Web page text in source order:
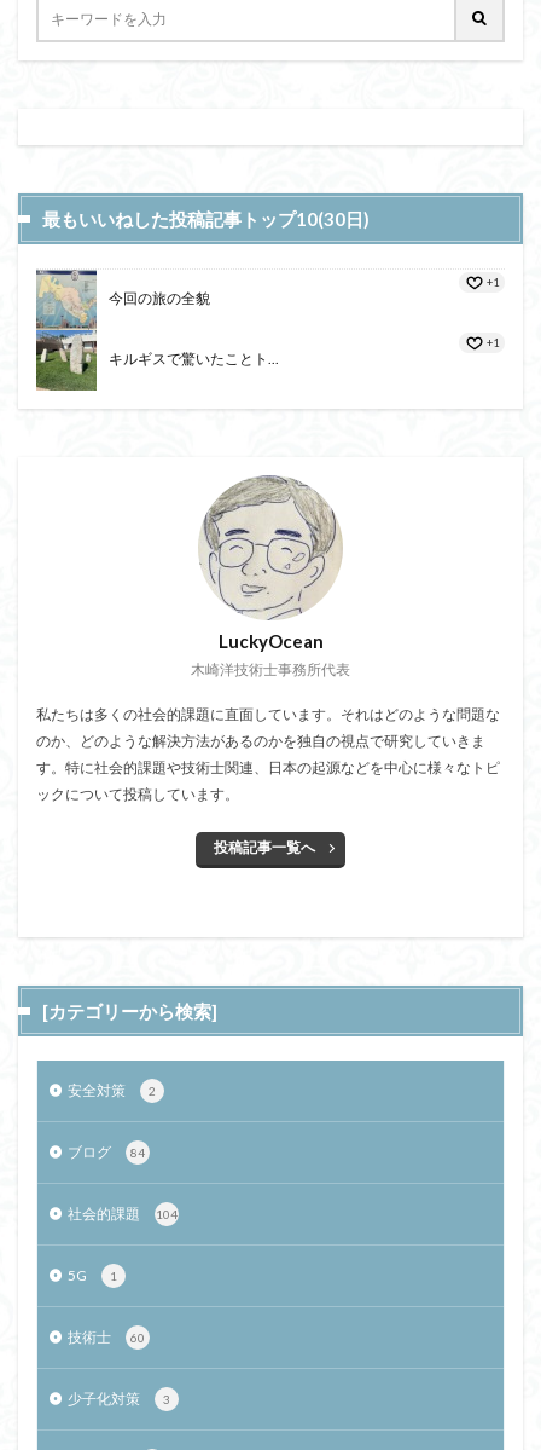
最もいいねした投稿記事トップ10(30日)
今回の旅の全貌
+1
キルギスで驚いたことト...
+1
LuckyOcean
木崎洋技術士事務所代表
私たちは多くの社会的課題に直面しています。それはどのような問題な
のか、どのような解決方法があるのかを独自の視点で研究していきま
す。特に社会的課題や技術士関連、日本の起源などを中心に様々なトピ
ックについて投稿しています。
投稿記事一覧へ
[カテゴリーから検索]
安全対策 2
ブログ 84
社会的課題 104
5G 1
技術士 60
少子化対策 3